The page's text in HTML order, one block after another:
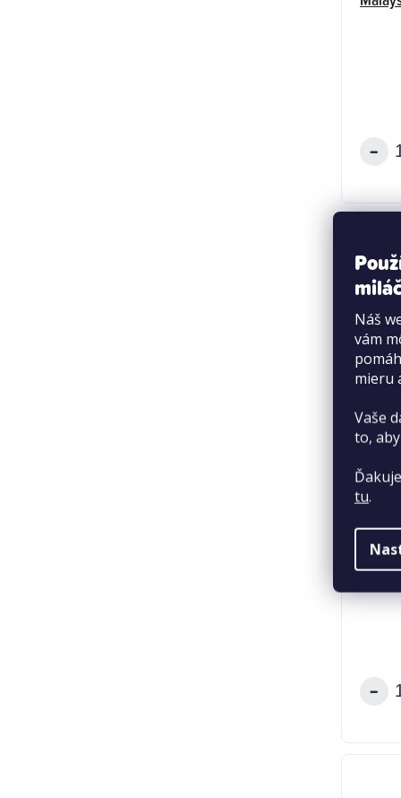
Náš
vám
mieru
Vaše
to,
tu.